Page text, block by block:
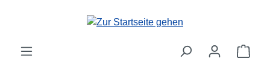
Zum Hauptinhalt springen